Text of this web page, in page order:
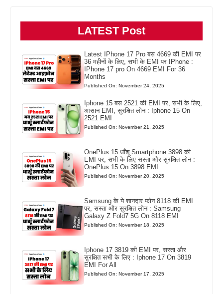
LATEST Post
Latest IPhone 17 Pro बस 4669 की EMI पर
36 महीनों के लिए, सभी के EMI पर IPhone :
IPhone 17 pro On 4669 EMI For 36
Months
Published On: November 24, 2025
Iphone 15 बस 2521 की EMI पर, सभी के लिए,
आसान EMI, सुरक्षित लोन : Iphone 15 On
2521 EMI
Published On: November 21, 2025
OnePlus 15 धाँशू Smartphone 3898 की
EMI पर, सभी के लिए सस्ता और सुरक्षित लोन :
OnePlus 15 On 3898 EMI
Published On: November 20, 2025
Samsung के ये शानदार फोन 8118 की EMI
पर, सस्ता और सुरक्षित लोन : Samsung
Galaxy Z Fold7 5G On 8118 EMI
Published On: November 18, 2025
Iphone 17 3819 की EMI पर, सस्ता और
सुरक्षित सभी के लिए : Iphone 17 On 3819
EMI For All
Published On: November 17, 2025